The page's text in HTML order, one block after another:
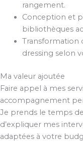
rangement.
Conception et
bibliothèques
Transformation
dressing selon
Ma valeur ajoutée
Faire appel à mes
accompagnement
Je prends le temps
d’expliquer mes
adaptées à votre